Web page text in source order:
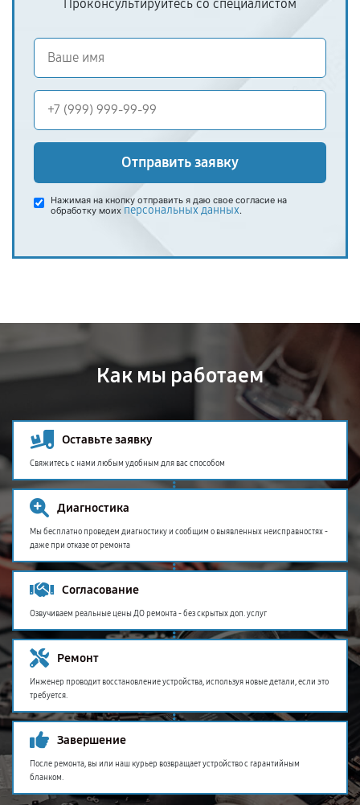
Проконсультируйтесь со специалистом
Отправить заявку
Нажимая на кнопку отправить я даю свое согласие на
обработку моих персональных данных.
Как мы работаем
Оставьте заявку
Свяжитесь с нами любым удобным для вас способом
Диагностика
Мы бесплатно проведем диагностику и сообщим о выявленных неисправностях -
даже при отказе от ремонта
Согласование
Озвучиваем реальные цены ДО ремонта - без скрытых доп. услуг
Ремонт
Инженер проводит восстановление устройства, используя новые детали, если это
требуется.
Завершение
После ремонта, вы или наш курьер возвращает устройство с гарантийным
бланком.